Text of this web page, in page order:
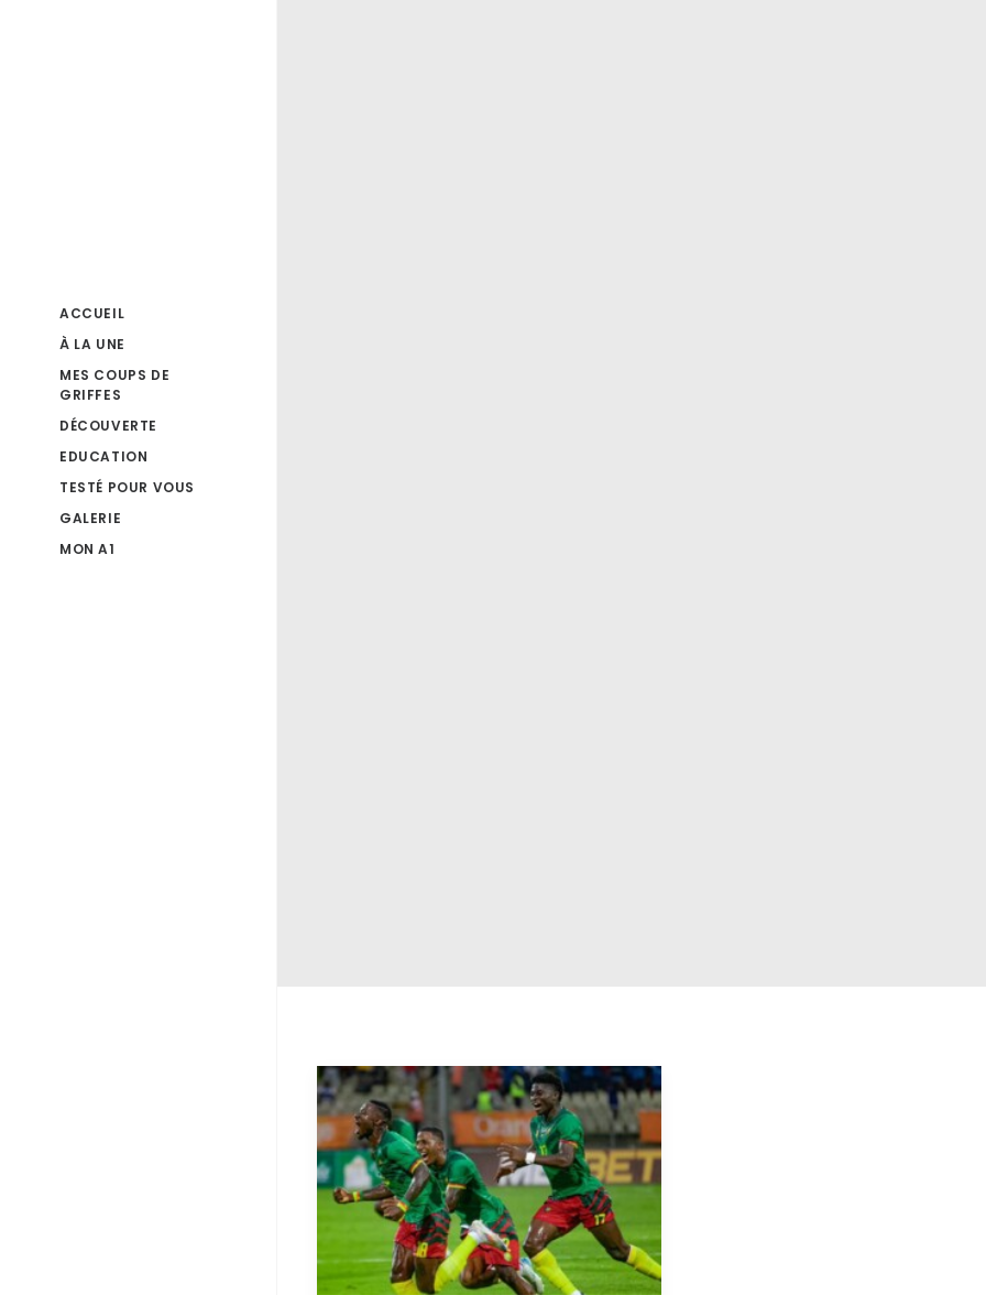
ACCUEIL
À LA UNE
MES COUPS DE
GRIFFES
DÉCOUVERTE
EDUCATION
TESTÉ POUR VOUS
GALERIE
MON A1